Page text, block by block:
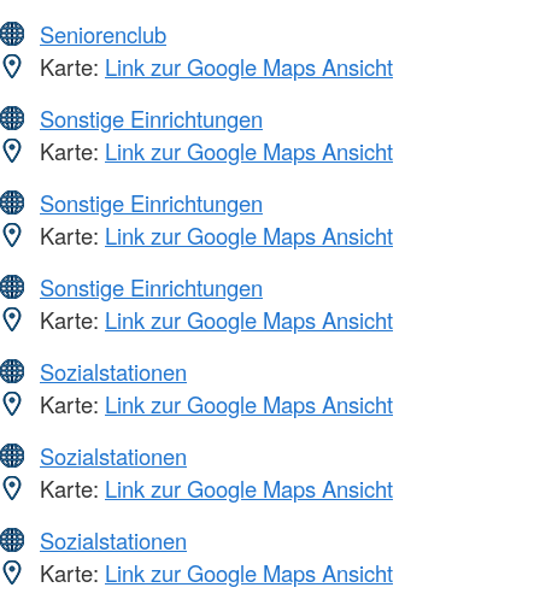
Seniorenclub
Karte: Link zur Google Maps Ansicht
Sonstige Einrichtungen
Karte: Link zur Google Maps Ansicht
Sonstige Einrichtungen
Karte: Link zur Google Maps Ansicht
Sonstige Einrichtungen
Karte: Link zur Google Maps Ansicht
Sozialstationen
Karte: Link zur Google Maps Ansicht
Sozialstationen
Karte: Link zur Google Maps Ansicht
Sozialstationen
Karte: Link zur Google Maps Ansicht